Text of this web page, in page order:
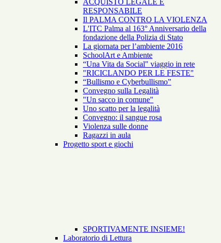
ACQUISTO LEGALE E
RESPONSABILE
Il PALMA CONTRO LA VIOLENZA
L'ITC Palma al 163° Anniversario della
fondazione della Polizia di Stato
La giornata per l’ambiente 2016
SchoolArt e Ambiente
“Una Vita da Social" viaggio in rete
"RICICLANDO PER LE FESTE"
“Bullismo e Cyberbullismo”
Convegno sulla Legalità
"Un sacco in comune"
Uno scatto per la legalità
Convegno: il sangue rosa
Violenza sulle donne
Ragazzi in aula
Progetto sport e giochi
SPORTIVAMENTE INSIEME!
Laboratorio di Lettura